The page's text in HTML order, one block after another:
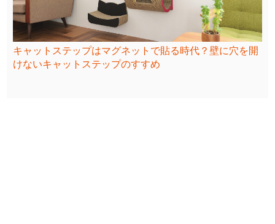
キャットステップはマグネットで貼る時代？壁に穴を開
けないキャットステップのすすめ